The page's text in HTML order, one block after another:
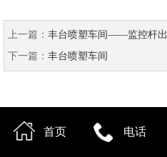
上一篇： 丰台喷塑车间——监控杆出
下一篇： 丰台喷塑车间
首页 电话